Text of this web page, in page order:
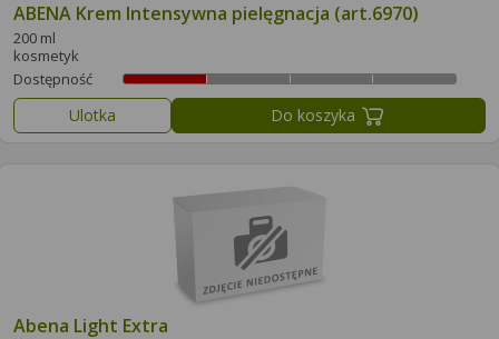
ABENA Krem Intensywna pielęgnacja (art.6970)
200 ml
kosmetyk
Dostępność
Ulotka Do koszyka
Abena Light Extra